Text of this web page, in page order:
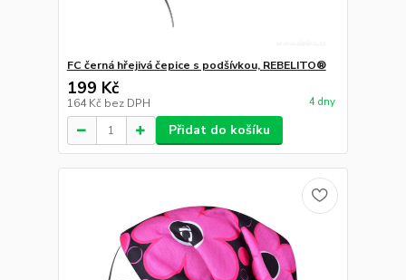
FC černá hřejivá čepice s podšívkou, REBELITO®
199 Kč
164 Kč bez DPH 4 dny
Přidat do košíku